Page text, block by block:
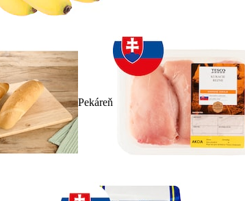
Pekáreň